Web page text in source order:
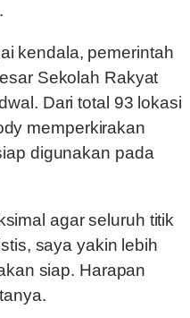
kendala, pemerintah
Sekolah Rakyat
Dari total 93 lokasi
memperkirakan
digunakan pada
agar seluruh titik
saya yakin lebih
siap. Harapan